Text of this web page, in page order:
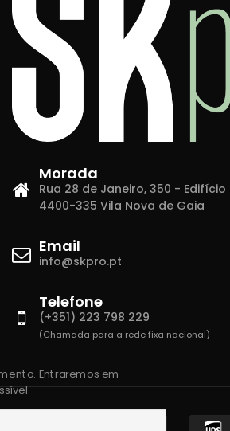
Morada
Rua 28 de Janeiro, 350 - Edifício
4400-335 Vila Nova de Gaia
Email
info@skpro.pt
Telefone
(+351) 223 798 229
(Chamada para a rede fixa nacional)
Entraremos em